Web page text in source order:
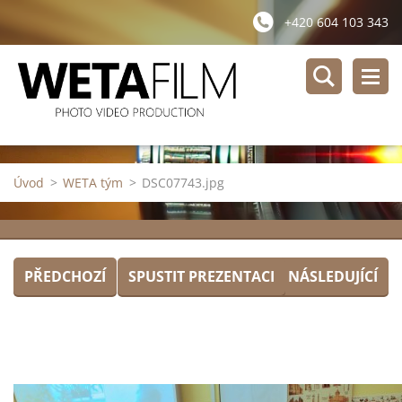
+420 604 103 343
Úvod > WETA tým > DSC07743.jpg
PŘEDCHOZÍ SPUSTIT PREZENTACI NÁSLEDUJÍCÍ